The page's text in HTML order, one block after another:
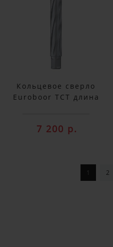
Кольцевое сверло
Euroboor TCT длина
7 200 р.
1 2